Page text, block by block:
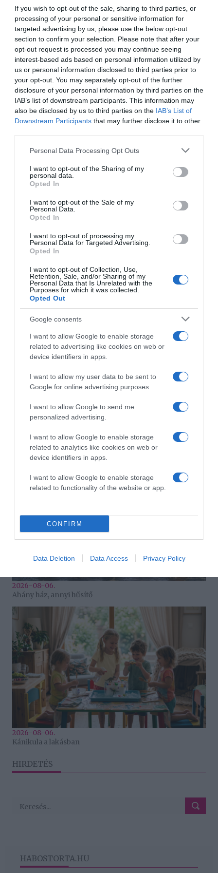
If you wish to opt-out of the sale, sharing to third parties, or
processing of your personal or sensitive information for
targeted advertising by us, please use the below opt-out
section to confirm your selection. Please note that after your
opt-out request is processed you may continue seeing
interest-based ads based on personal information utilized by
us or personal information disclosed to third parties prior to
your opt-out. You may separately opt-out of the further
disclosure of your personal information by third parties on the
IAB’s list of downstream participants. This information may
also be disclosed by us to third parties on the IAB’s List of
Downstream Participants that may further disclose it to other
Please note that this website/app uses one or more Google
not limited to your visit or usage behaviour. You may click to
grant or deny consent to Google and its third-party tags to
use your data for below specified purposes in below Google
consent section.
Personal Data Processing Opt Outs
I want to opt-out of the Sharing of my
personal data.
Opted In
I want to opt-out of the Sale of my
Personal Data.
Opted In
I want to opt-out of processing my
Personal Data for Targeted Advertising.
Opted In
I want to opt-out of Collection, Use,
Retention, Sale, and/or Sharing of my
Personal Data that Is Unrelated with the
Purposes for which it was collected.
Opted Out
Google consents
I want to allow Google to enable storage
related to advertising like cookies on web or
device identifiers in apps.
I want to allow my user data to be sent to
Google for online advertising purposes.
I want to allow Google to send me
personalized advertising.
I want to allow Google to enable storage
related to analytics like cookies on web or
device identifiers in apps.
I want to allow Google to enable storage
related to functionality of the website or app.
CONFIRM
Data Deletion Data Access Privacy Policy
hivatkozva.
Forrás: Blikk
Megosztás: Facebook Twitter Pinterest
Címkék: szerelem,párkapcsolat,összeköltözés
Jennifer Lopez,Ben Affleck
Korábbi bejegyzések Következő bejegyzés
HASONLÓ BEJEGYZÉSEK
2026-08-07.
Mikes Anna és Krausz Gábor kitálaltak a házasságukról
2026-08-06.
3 ok, amiért egy idősebb nő fiatalabb férfit választ
2026-08-06.
Ahány ház, annyi hűsítő
2026-08-06.
Kánikula a lakásban
HIRDETÉS
HABOSTORTA.HU